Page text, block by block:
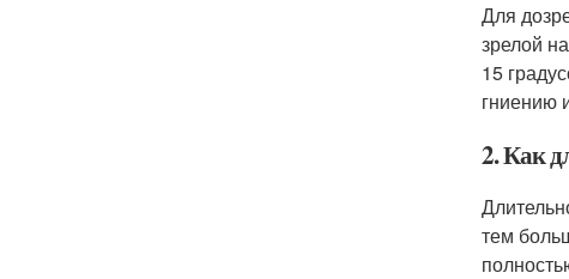
Для
зрелой
15
гниению
2. Как
тем